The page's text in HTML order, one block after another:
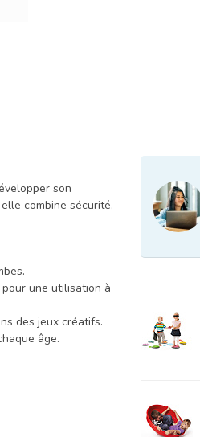
son
combine sécurité,
une utilisation à
des jeux créatifs.
âge.